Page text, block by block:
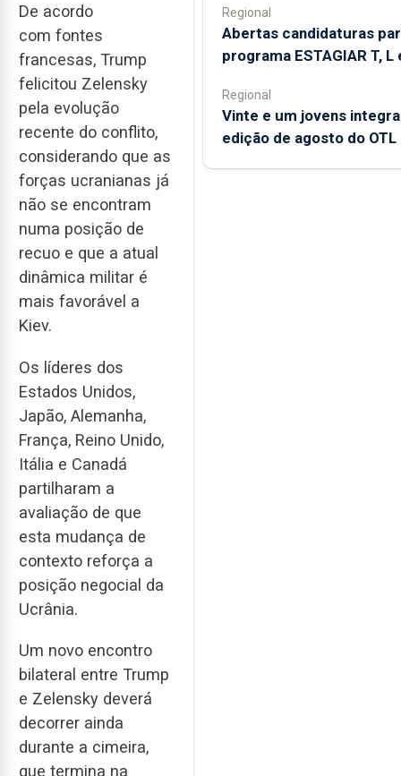
De acordo
com fontes
francesas, Trump
felicitou Zelensky
pela evolução
recente do conflito,
considerando que as
forças ucranianas já
não se encontram
numa posição de
recuo e que a atual
dinâmica militar é
mais favorável a
Kiev.
Os líderes dos
Estados Unidos,
Japão, Alemanha,
França, Reino Unido,
Itália e Canadá
partilharam a
avaliação de que
esta mudança de
contexto reforça a
posição negocial da
Ucrânia.
Um novo encontro
bilateral entre Trump
e Zelensky deverá
decorrer ainda
durante a cimeira,
que termina na
Regional
Abertas candidaturas
programa ESTAGIAR T, L
Regional
Vinte e um jovens
edição de agosto do OTL